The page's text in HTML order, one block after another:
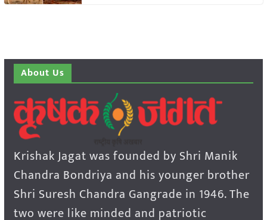
About Us
Krishak Jagat was founded by Shri Manik
Chandra Bondriya and his younger brother
Shri Suresh Chandra Gangrade in 1946. The
two were like minded and patriotic